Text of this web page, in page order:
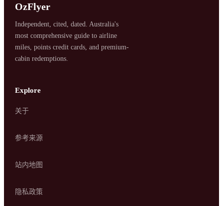
SYDNEY · INDEPENDENT · EST. 2026
OzFlyer
Independent, cited, dated. Australia's
most comprehensive guide to airline
miles, points credit cards, and premium-
cabin redemptions.
Explore
关于
参考来源
站内地图
隐私政策